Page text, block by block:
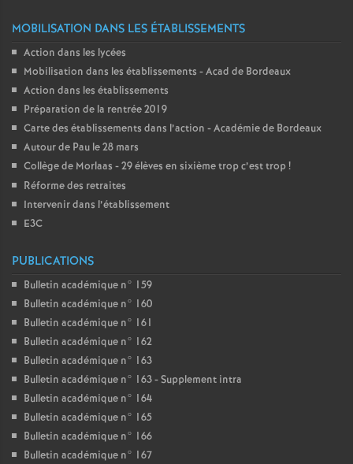
MOBILISATION DANS LES ÉTABLISSEMENTS
Action dans les lycées
Mobilisation dans les établissements - Acad de Bordeaux
Action dans les établissements
Préparation de la rentrée 2019
Carte des établissements dans l’action - Académie de Bordeaux
Autour de Pau le 28 mars
Collège de Morlaas - 29 élèves en sixième trop c’est trop!
Réforme des retraites
Intervenir dans l’établissement
E3C
PUBLICATIONS
Bulletin académique n° 159
Bulletin académique n° 160
Bulletin académique n° 161
Bulletin académique n° 162
Bulletin académique n° 163
Bulletin académique n° 163 - Supplement intra
Bulletin académique n° 164
Bulletin académique n° 165
Bulletin académique n° 166
Bulletin académique n° 167